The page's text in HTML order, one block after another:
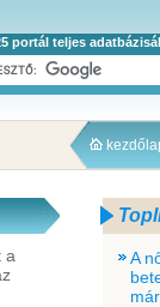
portál teljes
a
A